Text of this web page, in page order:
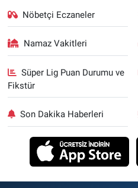
Nöbetçi Eczaneler
Namaz Vakitleri
Süper Lig Puan Durumu ve
Fikstür
Son Dakika Haberleri